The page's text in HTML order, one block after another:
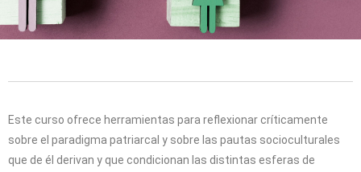
Este curso ofrece herramientas para reflexionar críticamente
sobre el paradigma patriarcal y sobre las pautas socioculturales
que de él derivan y que condicionan las distintas esferas de